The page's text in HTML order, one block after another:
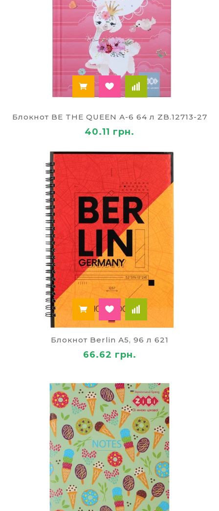
Блокнот BE THE QUEEN А-6 64 л ZB.12713-27
40.11 грн.
Блокнот Berlin А5, 96 л 621
66.62 грн.